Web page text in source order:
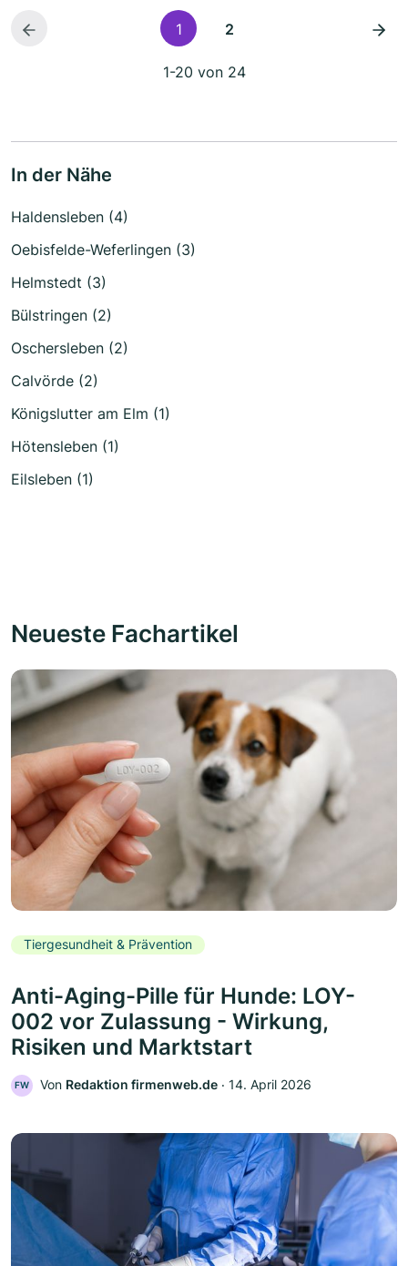
1 2
1-20 von 24
In der Nähe
Haldensleben (4)
Oebisfelde-Weferlingen (3)
Helmstedt (3)
Bülstringen (2)
Oschersleben (2)
Calvörde (2)
Königslutter am Elm (1)
Hötensleben (1)
Eilsleben (1)
Neueste Fachartikel
Tiergesundheit & Prävention
Anti-Aging-Pille für Hunde: LOY-
002 vor Zulassung - Wirkung,
Risiken und Marktstart
FW Von Redaktion firmenweb.de ‧ 14. April 2026